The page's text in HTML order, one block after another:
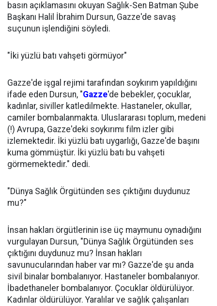
basın açıklamasını okuyan Sağlık-Sen Batman Şube
Başkanı Halil İbrahim Dursun, Gazze'de savaş
suçunun işlendiğini söyledi.
"İki yüzlü batı vahşeti görmüyor"
Gazze'de işgal rejimi tarafından soykırım yapıldığını
ifade eden Dursun, "Gazze'de bebekler, çocuklar,
kadınlar, siviller katledilmekte. Hastaneler, okullar,
camiler bombalanmakta. Uluslararası toplum, medeni
(!) Avrupa, Gazze'deki soykırımı film izler gibi
izlemektedir. İki yüzlü batı uygarlığı, Gazze'de başını
kuma gömmüştür. İki yüzlü batı bu vahşeti
görmemektedir." dedi.
"Dünya Sağlık Örgütünden ses çıktığını duydunuz
mu?"
İnsan hakları örgütlerinin ise üç maymunu oynadığını
vurgulayan Dursun, "Dünya Sağlık Örgütünden ses
çıktığını duydunuz mu? İnsan hakları
savunucularından haber var mı? Gazze'de şu anda
sivil binalar bombalanıyor. Hastaneler bombalanıyor.
İbadethaneler bombalanıyor. Çocuklar öldürülüyor.
Kadınlar öldürülüyor. Yaralılar ve sağlık çalışanları